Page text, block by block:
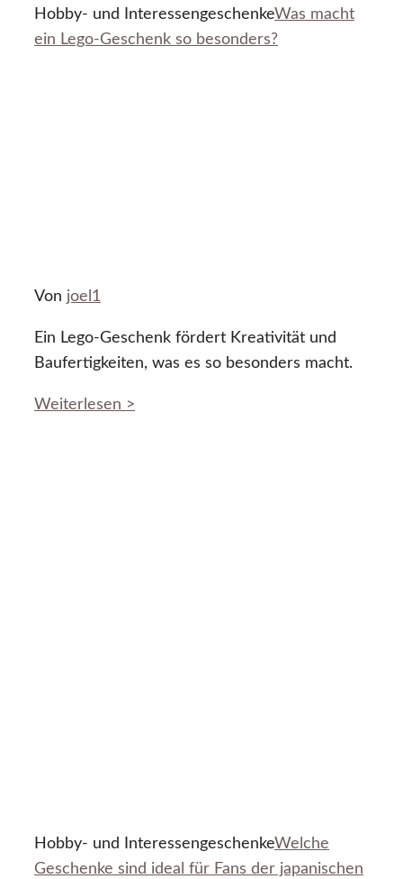
Hobby- und InteressengeschenkeWas macht
ein Lego-Geschenk so besonders?
Von joel1
Ein Lego-Geschenk fördert Kreativität und
Baufertigkeiten, was es so besonders macht.
Weiterlesen >
Hobby- und InteressengeschenkeWelche
Geschenke sind ideal für Fans der japanischen